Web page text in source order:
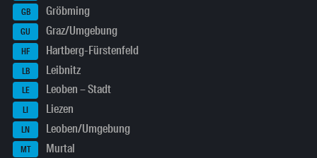
GB Gröbming
GU Graz/Umgebung
HF Hartberg-Fürstenfeld
LB Leibnitz
LE Leoben – Stadt
LI Liezen
LN Leoben/Umgebung
MT Murtal